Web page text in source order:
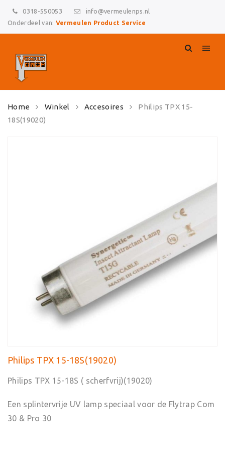
0318-550053
info@vermeulenps.nl
Onderdeel van: Vermeulen Product Service
to
content
Home Winkel Accesoires
Philips TPX 15-
18S(19020)
Philips TPX 15-18S(19020)
Philips TPX 15-18S ( scherfvrij)(19020)
Een splintervrije UV lamp speciaal voor de Flytrap Com
30 & Pro 30